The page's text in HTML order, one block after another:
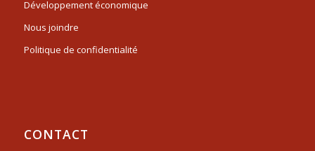
Développement économique
Nous joindre
Politique de confidentialité
CONTACT